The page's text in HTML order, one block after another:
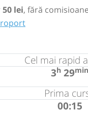
50 lei, fără
Cel mai rapid
3h 29
Prima
00:15